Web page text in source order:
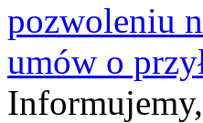
pozwoleniu
umów o